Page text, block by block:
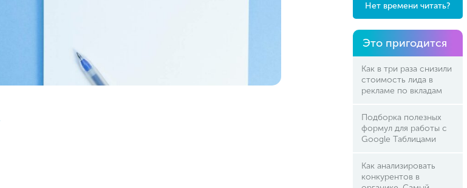
Нет времени читать?
Это пригодится
Как в три раза снизили
стоимость лида в
рекламе по вкладам
Подборка полезных
формул для работы с
Google Таблицами
Как анализировать
конкурентов в